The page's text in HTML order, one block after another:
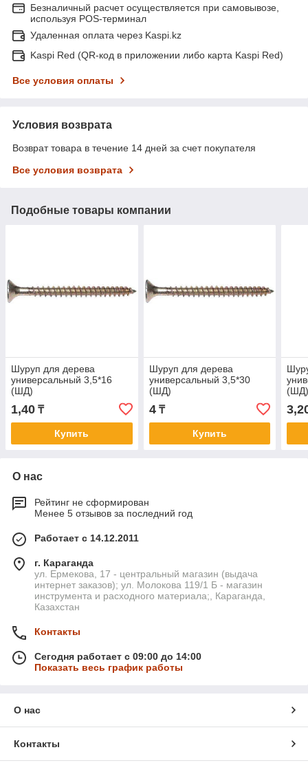
Безналичный расчет осуществляется при самовывозе,
используя POS-терминал
Удаленная оплата через Kaspi.kz
Kaspi Red (QR-код в приложении либо карта Kaspi Red)
Все условия оплаты
Условия возврата
Возврат товара в течение 14 дней за счет покупателя
Все условия возврата
Подобные товары компании
Шуруп для дерева
универсальный 3,5*16
(ШД)
1,40 ₸
Купить
Шуруп для дерева
универсальный 3,5*30
(ШД)
4₸
Купить
О нас
Рейтинг не сформирован
Менее 5 отзывов за последний год
Работает с 14.12.2011
г. Караганда
ул. Ермекова, 17 - центральный магазин (выдача
интернет заказов); ул. Молокова 119/1 Б - магазин
инструмента и расходного материала;, Караганда,
Казахстан
Контакты
Сегодня работает с 09:00 до 14:00
Показать весь график работы
О нас
Контакты